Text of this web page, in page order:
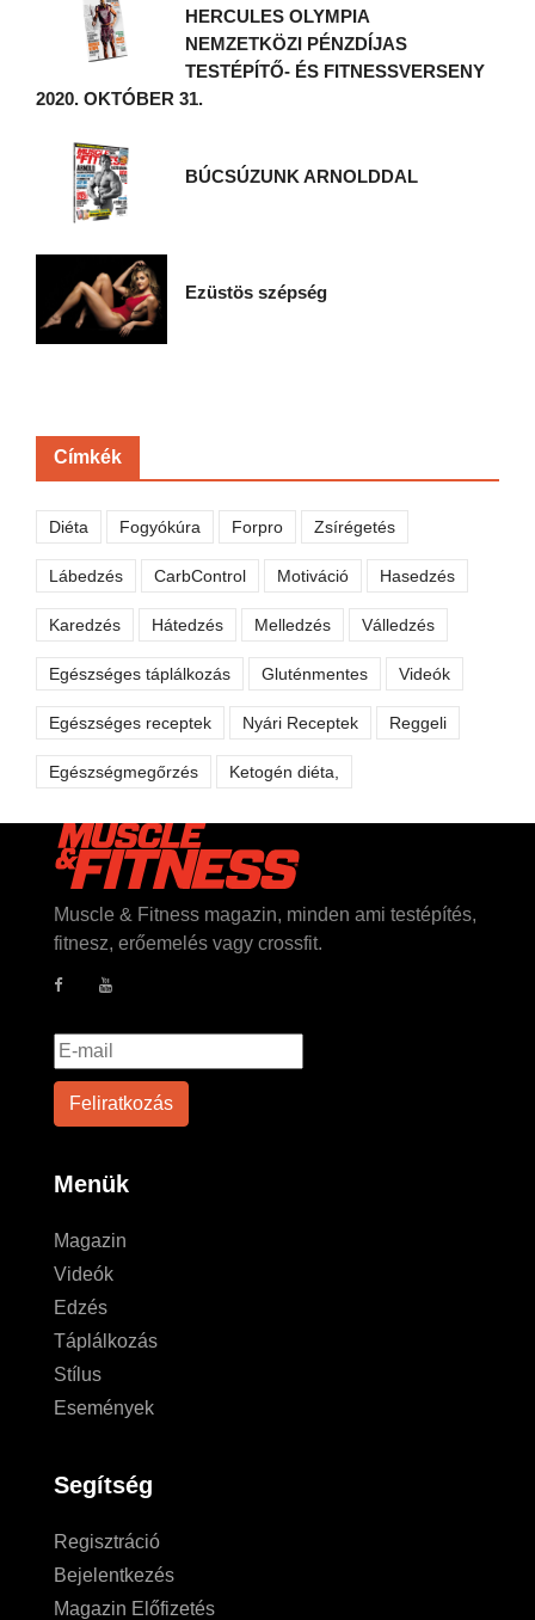
HERCULES OLYMPIA
NEMZETKÖZI PÉNZDÍJAS
TESTÉPÍTŐ- ÉS FITNESSVERSENY
2020. OKTÓBER 31.
BÚCSÚZUNK ARNOLDDAL
Ezüstös szépség
Címkék
Diéta Fogyókúra Forpro Zsírégetés
Lábedzés CarbControl Motiváció Hasedzés
Karedzés Hátedzés Melledzés Válledzés
Egészséges táplálkozás Gluténmentes Videók
Egészséges receptek Nyári Receptek Reggeli
Egészségmegőrzés Ketogén diéta,
Muscle & Fitness magazin, minden ami testépítés,
fitnesz, erőemelés vagy crossfit.
Menük
Magazin
Videók
Edzés
Táplálkozás
Stílus
Események
Segítség
Regisztráció
Bejelentkezés
Magazin Előfizetés